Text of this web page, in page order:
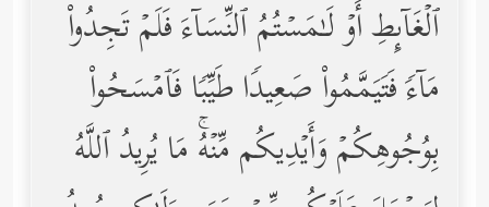
ٱلۡغَاۤىِٕطِ أَوۡ لَـٰمَسۡتُمُ ٱلنِّسَاۤءَ فَلَمۡ تَجِدُواْ
مَاۤءࣰ فَتَیَمَّمُواْ صَعِیدࣰا طَیِّبࣰا فَٱمۡسَحُواْ
بِوُجُوهِكُمۡ وَأَیۡدِیكُم مِّنۡهُۚ مَا یُرِیدُ ٱللَّهُ